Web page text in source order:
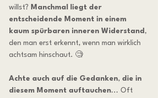
willst? Manchmal liegt der
entscheidende Moment in einem
kaum spürbaren inneren Widerstand ,
den man erst erkennt, wenn man wirklich
achtsam hinschaut. 🧐
Achte auch auf die Gedanken, die in
diesem Moment auftauchen... Oft